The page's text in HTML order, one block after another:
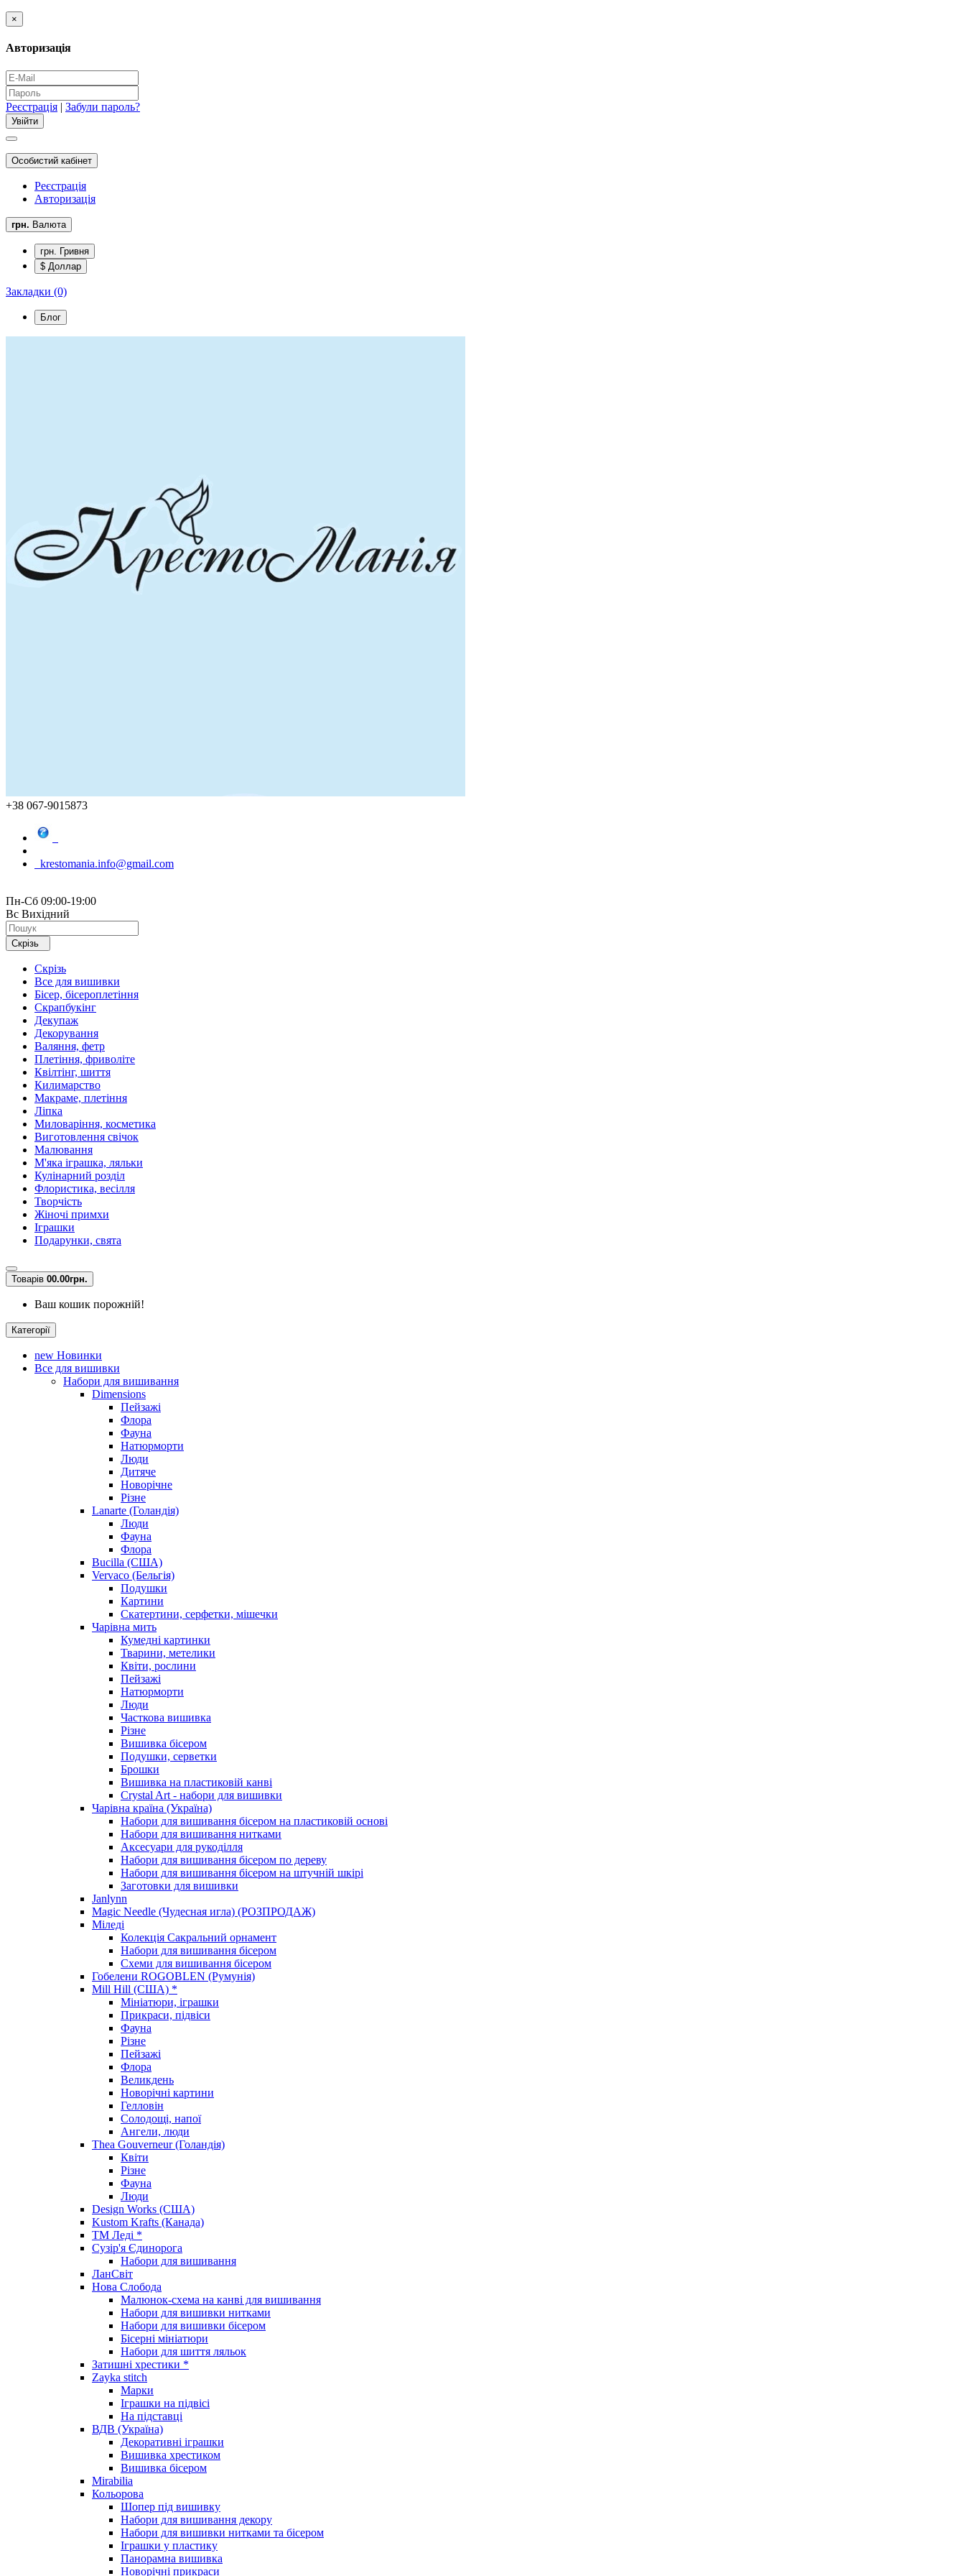
×
Авторизація
Реєстрація | Забули пароль?
Особистий кабінет
Реєстрація
Авторизація
грн. Валюта
грн. Гривня
$ Доллар
Закладки (0)
Блог
+38 067-9015873
krestomania.info@gmail.com
Пн-Сб 09:00-19:00
Вс Вихідний
Скрізь
Скрізь
Все для вишивки
Бісер, бісероплетіння
Скрапбукінг
Декупаж
Декорування
Валяння, фетр
Плетіння, фриволіте
Квілтінг, шиття
Килимарство
Макраме, плетіння
Ліпка
Миловаріння, косметика
Виготовлення свічок
Малювання
М'яка іграшка, ляльки
Кулінарний розділ
Флористика, весілля
Творчість
Жіночі примхи
Іграшки
Подарунки, свята
Товарів 00.00грн.
Ваш кошик порожній!
Категорії
new Новинки
Все для вишивки
Набори для вишивання
Dimensions
Пейзажі
Флора
Фауна
Натюрморти
Люди
Дитяче
Новорічне
Різне
Lanarte (Голандія)
Люди
Фауна
Флора
Bucilla (США)
Vervaco (Бельгія)
Подушки
Картини
Скатертини, серфетки, мішечки
Чарiвна мить
Кумедні картинки
Тварини, метелики
Квіти, рослини
Пейзажі
Натюрморти
Люди
Часткова вишивка
Різне
Вишивка бісером
Подушки, серветки
Брошки
Вишивка на пластиковій канві
Crystal Art - набори для вишивки
Чарівна країна (Україна)
Набори для вишивання бісером на пластиковій основі
Набори для вишивання нитками
Аксесуари для рукоділля
Набори для вишивання бісером по дереву
Набори для вишивання бісером на штучній шкірі
Заготовки для вишивки
Janlynn
Magic Needle (Чудесная игла) (РОЗПРОДАЖ)
Міледі
Колекція Сакральний орнамент
Набори для вишивання бісером
Схеми для вишивання бісером
Гобелени ROGOBLEN (Румунія)
Mill Hill (США) *
Мініатюри, іграшки
Прикраси, підвіси
Фауна
Різне
Пейзажі
Флора
Великдень
Новорічні картини
Гелловін
Солодощі, напої
Ангели, люди
Thea Gouverneur (Голандія)
Квіти
Різне
Фауна
Люди
Design Works (США)
Kustom Krafts (Канада)
ТМ Леді *
Сузір'я Єдинорога
Набори для вишивання
ЛанСвіт
Нова Слобода
Малюнок-схема на канві для вишивання
Набори для вишивки нитками
Набори для вишивки бісером
Бісерні мініатюри
Набори для шиття ляльок
Затишні хрестики *
Zayka stitch
Марки
Іграшки на підвісі
На підставці
ВДВ (Україна)
Декоративні іграшки
Вишивка хрестиком
Вишивка бісером
Mirabilia
Кольорова
Шопер під вишивку
Набори для вишивання декору
Набори для вишивки нитками та бісером
Іграшки у пластику
Панорамна вишивка
Новорічні прикраси